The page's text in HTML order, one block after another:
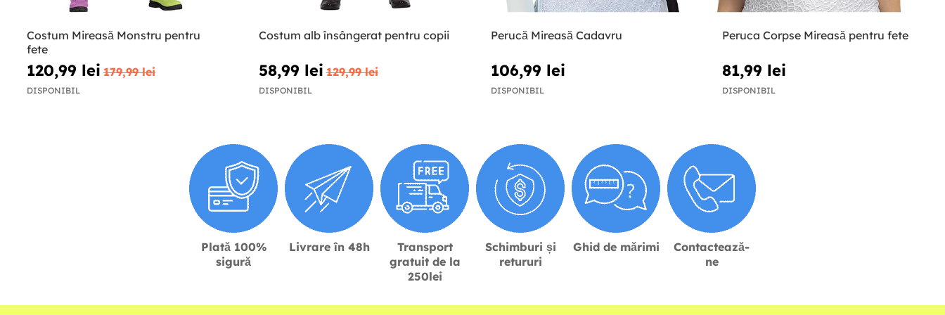
Costum Mireasă Monstru pentru
fete
120,99 lei 179,99 lei
DISPONIBIL
Costum alb însângerat pentru copii
58,99 lei 129,99 lei
DISPONIBIL
Perucă Mireasă Cadavru
106,99 lei
DISPONIBIL
Peruca Corpse Mireasă pentru fete
81,99 lei
DISPONIBIL
Plată 100%
sigură
Livrare în 48h
Transport
gratuit de la
250lei
Schimburi și
retururi
Ghid de mărimi
Contactează-
ne